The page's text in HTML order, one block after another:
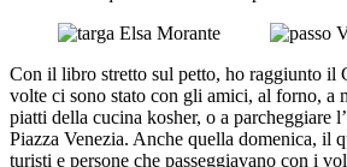
Con il libro stretto sul petto, ho raggiunto il
volte ci sono stato con gli amici, al forno, a
piatti della cucina kosher, o a parcheggiare
Piazza Venezia. Anche quella domenica, il
turisti e persone che passeggiavano con i